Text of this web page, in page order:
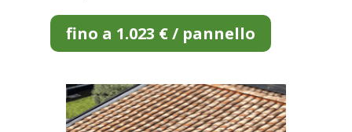
fino a 1.023 € / pannello